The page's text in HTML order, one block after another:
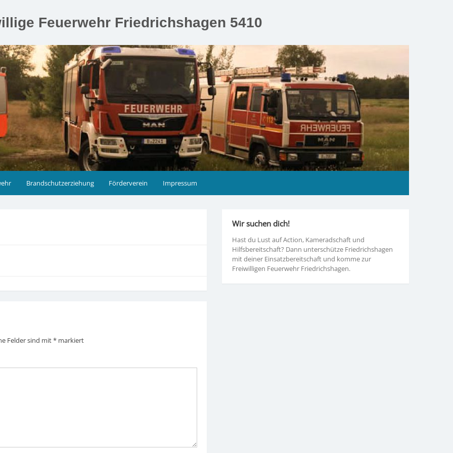
Feuerwehr Friedrichshagen 5410
Brandschutzerziehung Förderverein Impressum
Felder sind mit*markiert
Wir suchen dich!
Hast du Lust auf Action, Kameradschaft und
Hilfsbereitschaft? Dann unterschütze Friedrichshagen
mit deiner Einsatzbereitschaft und komme zur
Freiwilligen Feuerwehr Friedrichshagen.